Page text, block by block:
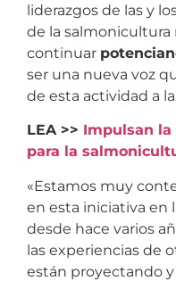
liderazgos de las y
de la
continuar
ser una nueva voz
de esta actividad a
LEA >> Impulsan
para la
«Estamos muy
en esta iniciativa en
desde hace varios
las experiencias de
están proyectando